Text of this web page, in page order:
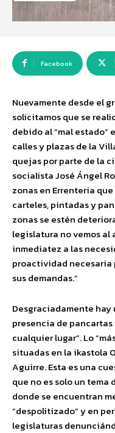
Facebook
Nuevamente desde el
solicitamos que se
debido al “mal estado”
calles y plazas de la
quejas por parte de la
socialista José Ángel
zonas en Errenteria
carteles, pintadas y
zonas se estén
legislatura no vemos
inmediatez a las
proactividad necesaria
sus demandas.”
Desgraciadamente hay
presencia de
cualquier lugar”. Lo
situadas en la ikastola
Aguirre. Esta es una
que no es solo un tema
donde se encuentran
“despolitizado” y en
legislaturas